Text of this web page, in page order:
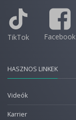
TikTok Facebook
HASZNOS LINKEK
Videók
Karrier